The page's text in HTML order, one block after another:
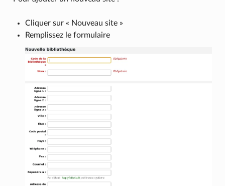
Cliquer sur « Nouveau site »
Remplissez le formulaire